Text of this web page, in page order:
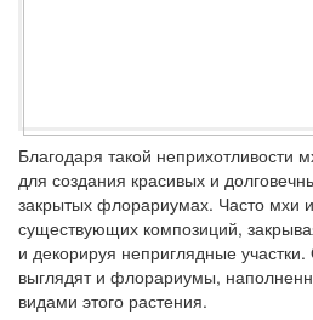
Благодаря такой неприхотливости
для создания красивых и
закрытых флорариумах. Часто мхи
существующих композиций,
и декорируя неприглядные
выглядят и флорариумы,
видами этого растения.